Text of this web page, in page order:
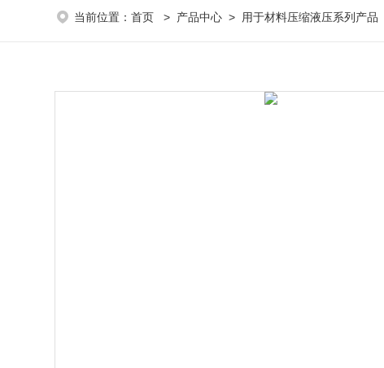
当前位置：首页 > 产品中心 > 用于材料压缩液压系列产品